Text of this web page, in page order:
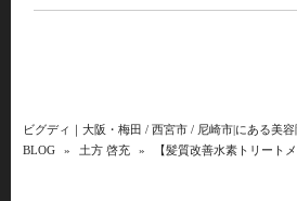
ビグディ｜大阪・梅田 / 西宮市 / 尼崎市|にある美
BLOG
» 土方 啓充 » 【髪質改善水素トリート